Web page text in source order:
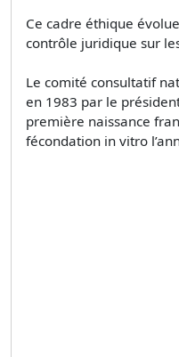
Ce cadre éthique
contrôle juridique sur
Le comité consultatif
en 1983 par le
première naissance
fécondation in vitro